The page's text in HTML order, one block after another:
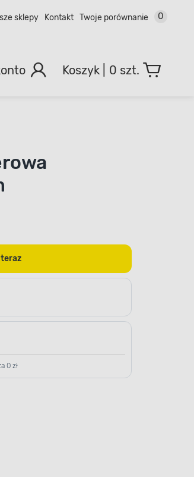
sklepy Kontakt Twoje porównanie 0
0 szt.
Kup teraz
0 zł